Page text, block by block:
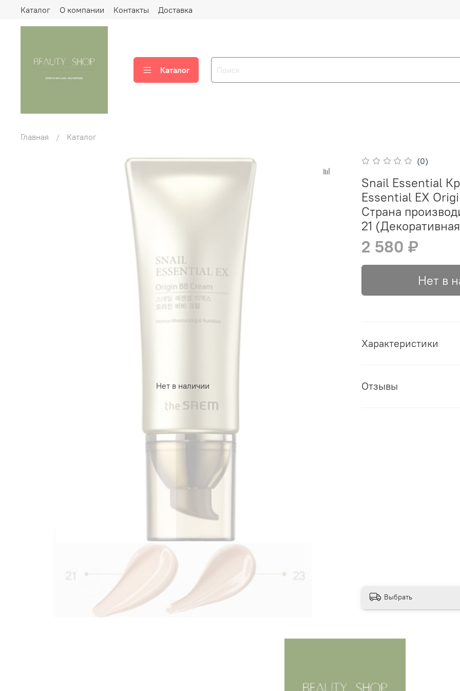
Каталог О компании Контакты Доставка
Каталог
Главная Каталог
Нет в наличии
(0)
Snail Essential
Essential EX
Страна
21
2 580 ₽
Нет в
Характеристики
Отзывы
Выбрать